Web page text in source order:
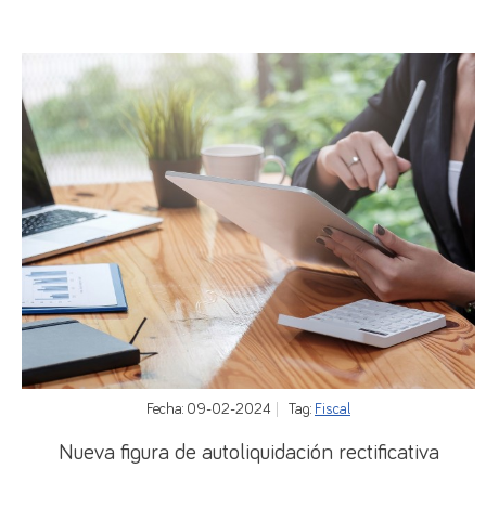
Fecha: 09-02-2024 Tag: Fiscal
Nueva figura de autoliquidación rectificativa